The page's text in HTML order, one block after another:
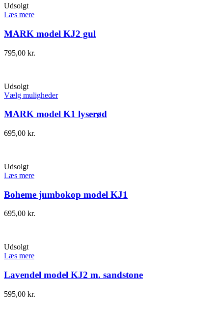
Udsolgt
Læs mere
MARK model KJ2 gul
795,00 kr.
Udsolgt
Vælg muligheder
MARK model K1 lyserød
695,00 kr.
Udsolgt
Læs mere
Boheme jumbokop model KJ1
695,00 kr.
Udsolgt
Læs mere
Lavendel model KJ2 m. sandstone
595,00 kr.